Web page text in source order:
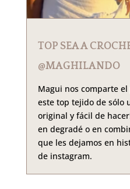
TOP SEA A
@MAGHILANDO
Magui nos comparte el
este top tejido de sólo
original y fácil de
en degradé o en
que les dejamos en
de instagram.